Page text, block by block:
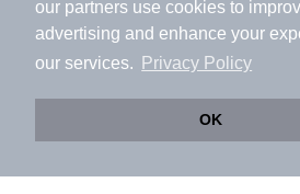
our partners use cookies to
advertising and enhance your
our services.
Privacy Policy
OK
アプリに切り替えて、サクサク
会員登録なしですぐ使える。マップ
グランアミューズのすべて